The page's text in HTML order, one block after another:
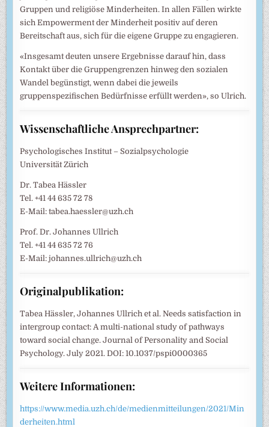
Gruppen und religiöse Minderheiten. In allen Fällen wirkte
sich Empowerment der Minderheit positiv auf deren
Bereitschaft aus, sich für die eigene Gruppe zu engagieren.
«Insgesamt deuten unsere Ergebnisse darauf hin, dass
Kontakt über die Gruppengrenzen hinweg den sozialen
Wandel begünstigt, wenn dabei die jeweils
gruppenspezifischen Bedürfnisse erfüllt werden», so Ulrich.
Wissenschaftliche Ansprechpartner:
Psychologisches Institut – Sozialpsychologie
Universität Zürich
Dr. Tabea Hässler
Tel. +41 44 635 72 78
E-Mail: tabea.haessler@uzh.ch
Prof. Dr. Johannes Ullrich
Tel. +41 44 635 72 76
E-Mail: johannes.ullrich@uzh.ch
Originalpublikation:
Tabea Hässler, Johannes Ullrich et al. Needs satisfaction in
intergroup contact: A multi-national study of pathways
toward social change. Journal of Personality and Social
Psychology. July 2021. DOI: 10.1037/pspi0000365
Weitere Informationen:
https://www.media.uzh.ch/de/medienmitteilungen/2021/Min
derheiten.html